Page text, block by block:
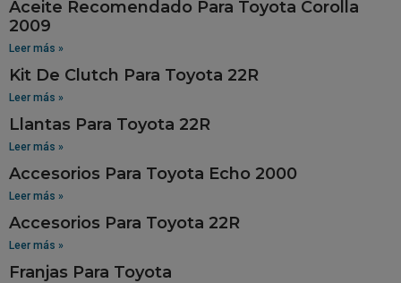
Aceite Recomendado Para Toyota Corolla
2009
Leer más »
Kit De Clutch Para Toyota 22R
Leer más »
Llantas Para Toyota 22R
Leer más »
Accesorios Para Toyota Echo 2000
Leer más »
Accesorios Para Toyota 22R
Leer más »
Franjas Para Toyota